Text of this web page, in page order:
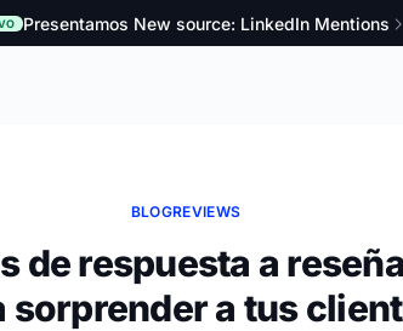
Presentamos New source: LinkedIn Mentions
BLOGREVIEWS
de respuesta a
sorprender a tus